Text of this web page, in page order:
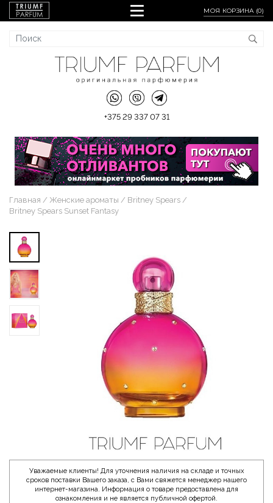
МОЯ КОРЗИНА (0)
+375 29 337 07 31
Главная Женские ароматы
Britney Spears
Britney Spears Sunset Fantasy
Уважаемые клиенты! Для уточнения наличия на складе и точных
сроков поставки Вашего заказа, с Вами свяжется менеджер нашего
интернет-магазина. Информация о товаре предоставлена для
ознакомления и не является публичной офертой.